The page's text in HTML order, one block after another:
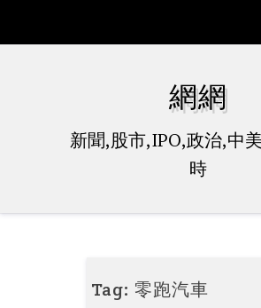
網網
新聞,股市,IPO,政治,中
時
Tag: 零跑汽車